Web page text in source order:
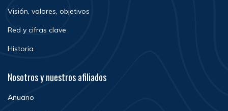
Visión, valores, objetivos
Red y cifras clave
Historia
Nosotros y nuestros afiliados
Anuario